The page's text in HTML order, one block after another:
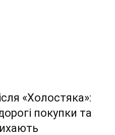
«Холостяка»:
покупки та